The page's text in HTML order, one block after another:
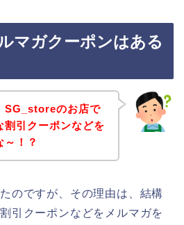
マガクーポンはある
SG_storeのお店で
割引クーポンなどを
～！？
のですが、その理由は、結構
引クーポンなどをメルマガを